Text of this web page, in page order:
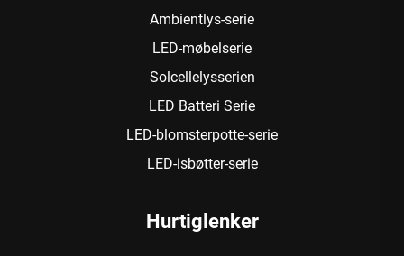
Ambientlys-serie
LED-møbelserie
Solcellelysserien
LED Batteri Serie
LED-blomsterpotte-serie
LED-isbøtter-serie
Hurtiglenker